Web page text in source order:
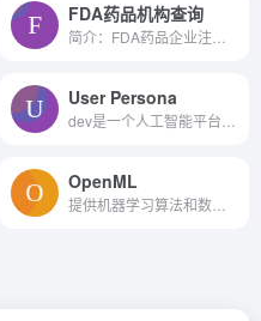
FDA药品机构查询
User Persona
OpenML